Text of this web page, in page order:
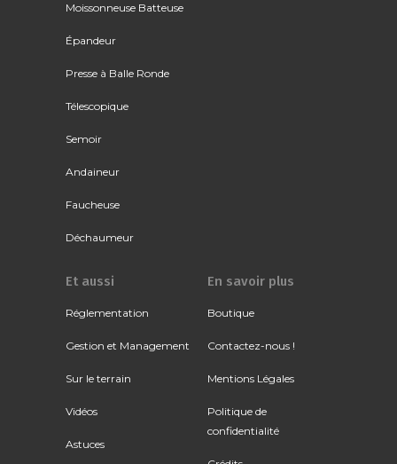
Moissonneuse Batteuse
Épandeur
Presse à Balle Ronde
Télescopique
Semoir
Andaineur
Faucheuse
Déchaumeur
Et aussi
Réglementation
Gestion et Management
Sur le terrain
Vidéos
Astuces
En savoir plus
Boutique
Contactez-nous !
Mentions Légales
Politique de
confidentialité